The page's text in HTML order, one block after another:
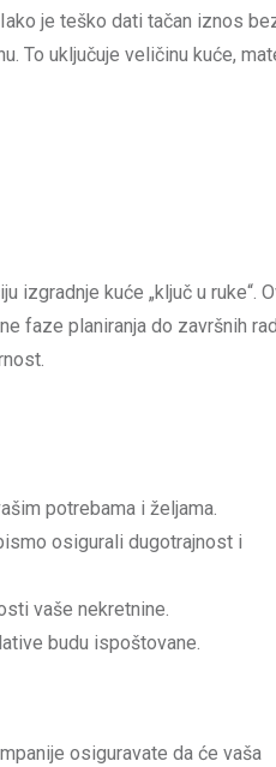
je teško dati tačan iznos
To uključuje veličinu kuće,
izgradnje kuće „ključ u ruke“.
faze planiranja do završnih
potrebama i željama.
osigurali dugotrajnost i
vaše nekretnine.
budu ispoštovane.
osiguravate da će vaša